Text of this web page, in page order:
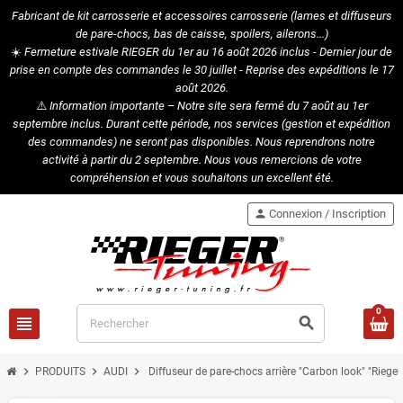
Fabricant de kit carrosserie et accessoires carrosserie (lames et diffuseurs
de pare-chocs, bas de caisse, spoilers, ailerons...)
☀️ Fermeture estivale RIEGER du 1er au 16 août 2026 inclus - Dernier jour de
prise en compte des commandes le 30 juillet - Reprise des expéditions le 17
août 2026.
⚠️Information importante – Notre site sera fermé du 7 août au 1er
septembre inclus. Durant cette période, nos services (gestion et expédition
des commandes) ne seront pas disponibles. Nous reprendrons notre
activité à partir du 2 septembre. Nous vous remercions de votre
compréhension et vous souhaitons un excellent été.
view_headline search
person Connexion / Inscription
0
chevron_right PRODUITS chevron_right AUDI chevron_right Diffuseur de pare-chocs arrière "Carbon look"